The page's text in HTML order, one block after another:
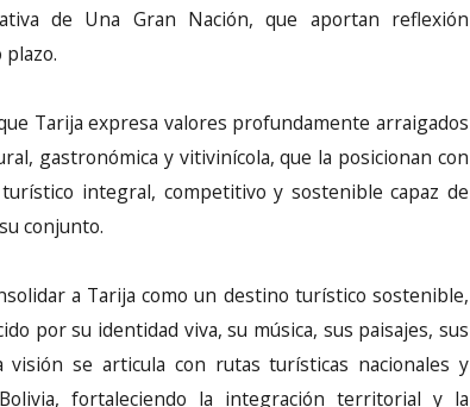
de Una Gran Nación, que aportan reflexión
Tarija expresa valores profundamente arraigados
gastronómica y vitivinícola, que la posicionan con
integral, competitivo y sostenible capaz de
conjunto.
a Tarija como un destino turístico sostenible,
por su identidad viva, su música, sus paisajes, sus
se articula con rutas turísticas nacionales y
fortaleciendo la integración territorial y la